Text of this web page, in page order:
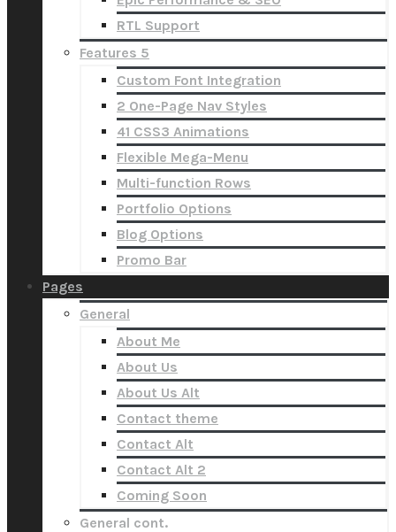
RTL Support
Features 5
Custom Font Integration
2 One-Page Nav Styles
41 CSS3 Animations
Flexible Mega-Menu
Multi-function Rows
Portfolio Options
Blog Options
Promo Bar
Pages
General
About Me
About Us
About Us Alt
Contact theme
Contact Alt
Contact Alt 2
Coming Soon
General cont.